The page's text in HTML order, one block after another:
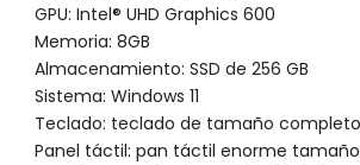
GPU: Intel® UHD Graphics 600
Memoria: 8GB
Almacenamiento: SSD de 256 GB
Sistema: Windows 11
Teclado: teclado de tamaño
Panel táctil: pan táctil enorme tamaño